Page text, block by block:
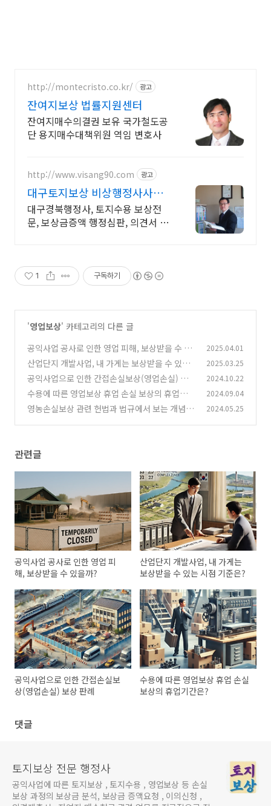
http://montecristo.co.kr/ 광고
잔여지보상 법률지원센터
잔여지매수의결권 보유 국가철도공
단 용지매수대책위원 역임 변호사
http://www.visang90.com 광고
대구토지보상 비상행정사사무
소
대구경북행정사, 토지수용 보상전
문, 보상금증액 행정심판, 의견서 및
1 구독하기
'영업보상' 카테고리의 다른 글
공익사업 공사로 인한 영업 피해, 보상받을 수 있
을까?
(1)
2025.04.01
산업단지 개발사업, 내 가게는 보상받을 수 있는
시점 기준은?
(0)
2025.03.25
공익사업으로 인한 간접손실보상(영업손실) 보
상 판례
(1)
2024.10.22
수용에 따른 영업보상 휴업 손실 보상의 휴업기간
은?
(0)
2024.09.04
영농손실보상 관련 헌법과 법규에서 보는 개념 정
2024.05.25
관련글
공익사업 공사로 인한 영업 피
해, 보상받을 수 있을까?
산업단지 개발사업, 내 가게는
보상받을 수 있는 시점 기준은?
공익사업으로 인한 간접손실보
상(영업손실) 보상 판례
수용에 따른 영업보상 휴업 손실
보상의 휴업기간은?
댓글
토지보상 전문 행정사
공익사업에 따른 토지보상 , 토지수용 , 영업보상 등 손실
보상 과정의 보상금 분석, 보상금 증액요청 , 이의신청 ,